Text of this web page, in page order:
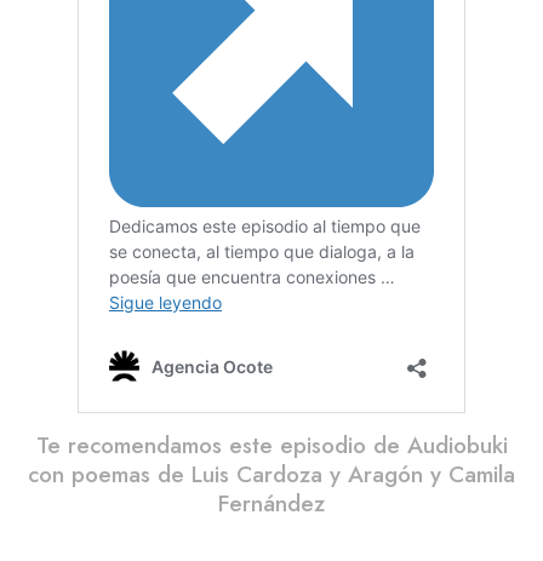
Te recomendamos este episodio de Audiobuki
con poemas de Luis Cardoza y Aragón y Camila
Fernández